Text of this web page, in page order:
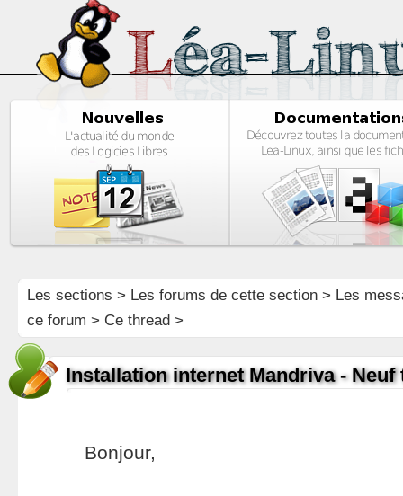
Les sections > Les forums de cette section> Les
ce forum > Ce thread >
Installation internet Mandriva - Neuf
Bonjour,